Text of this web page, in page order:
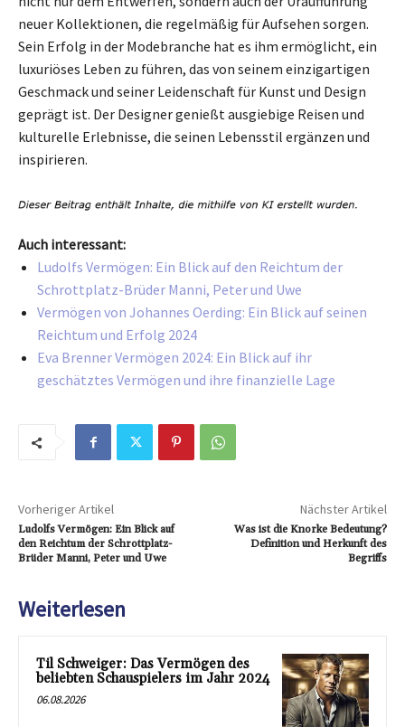
neuer Kollektionen, die regelmäßig für Aufsehen sorgen.
Sein Erfolg in der Modebranche hat es ihm ermöglicht, ein
luxuriöses Leben zu führen, das von seinem einzigartigen
Geschmack und seiner Leidenschaft für Kunst und Design
geprägt ist. Der Designer genießt ausgiebige Reisen und
kulturelle Erlebnisse, die seinen Lebensstil ergänzen und
inspirieren.
Auch interessant:
Ludolfs Vermögen: Ein Blick auf den Reichtum der
Schrottplatz-Brüder Manni, Peter und Uwe
Vermögen von Johannes Oerding: Ein Blick auf seinen
Reichtum und Erfolg 2024
Eva Brenner Vermögen 2024: Ein Blick auf ihr
geschätztes Vermögen und ihre finanzielle Lage
Vorheriger Artikel
Ludolfs Vermögen: Ein Blick auf
den Reichtum der Schrottplatz-
Brüder Manni, Peter und Uwe
Nächster Artikel
Was ist die Knorke Bedeutung?
Definition und Herkunft des
Begriffs
Weiterlesen
Til Schweiger: Das Vermögen des
beliebten Schauspielers im Jahr 2024
06.08.2026